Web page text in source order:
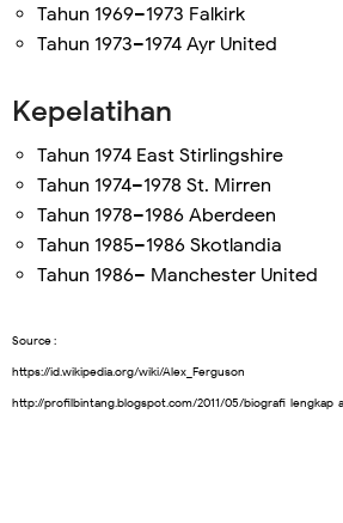
Tahun 1969–1973 Falkirk
Tahun 1973–1974 Ayr United
Kepelatihan
Tahun 1974 East Stirlingshire
Tahun 1974–1978 St. Mirren
Tahun 1978–1986 Aberdeen
Tahun 1985–1986 Skotlandia
Tahun 1986– Manchester United
Source :
https://id.wikipedia.org/wiki/Alex_Ferguson
http://profilbintang.blogspot.com/2011/05/biografi-